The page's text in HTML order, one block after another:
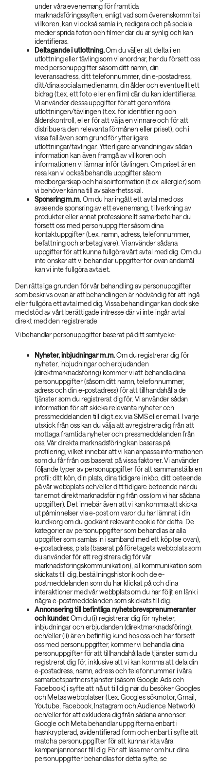
under våra evenemang för framtida
marknadsföringssyften, enligt vad som överenskommits i
villkoren, kan vi också samla in, redigera och på sociala
medier sprida foton och filmer där du är synlig och kan
identifieras.
Deltagande i utlottning.Om du väljer att delta i en
utlottning eller tävling som vi anordnar, har du försett oss
med personuppgifter såsom ditt namn, din
leveransadress, ditt telefonnummer, din e-postadress,
ditt/dina sociala medienamn, din ålder och eventuellt ett
bidrag (t.ex. ett foto eller en film) där du kan identifieras.
Vi använder dessa uppgifter för att genomföra
utlottningen/tävlingen (t.ex. för identifiering och
ålderskontroll, eller för att välja en vinnare och för att
distribuera den relevanta förmånen eller priset), och i
vissa fall även som grund för ytterligare
utlottningar/tävlingar. Ytterligare användning av sådan
information kan även framgå av villkoren och
informationen vi lämnar inför tävlingen. Om priset är en
resa kan vi också behandla uppgifter såsom
medborgarskap och hälsoinformation (t.ex. allergier) som
vi behöver känna till av säkerhetsskäl.
Sponsring m.m.Om du har ingått ett avtal med oss
avseende sponsring av ett evenemang, tillverkning av
produkter eller annat professionellt samarbete har du
försett oss med personuppgifter såsom dina
kontaktuppgifter (t.ex. namn, adress, telefonnummer,
befattning och arbetsgivare). Vi använder sådana
uppgifter för att kunna fullgöra vårt avtal med dig. Om du
inte önskar att vi behandlar uppgifter för ovan ändamål
kan vi inte fullgöra avtalet.
Den rättsliga grunden för vår behandling av personuppgifter
som beskrivs ovan är att behandlingen är nödvändig för att ingå
eller fullgöra ett avtal med dig. Vissa behandlingar kan dock ske
med stöd av vårt berättigade intresse där vi inte ingår avtal
direkt med den registrerade
Vi behandlar personuppgifter baserat på ditt samtycke:
Nyheter, inbjudningar m.m.Om du registrerar dig för
nyheter, inbjudningar och erbjudanden
(direktmarknadsföring) kommer vi att behandla dina
personuppgifter (såsom ditt namn, telefonnummer,
adress och din e-postadress) för att tillhandahålla de
tjänster som du registrerat dig för. Vi använder sådan
information för att skicka relevanta nyheter och
pressmeddelanden till dig t.ex. via SMS eller email. I varje
utskick från oss kan du välja att avregistrera dig från att
mottaga framtida nyheter och pressmeddelanden från
oss. Vår direkta marknadsföring kan baseras på
profilering, vilket innebär att vi kan anpassa informationen
som du får från oss baserat på vissa faktorer. Vi använder
följande typer av personuppgifter för att sammanställa en
profil: ditt kön, din plats, dina tidigare inköp, ditt beteende
på vår webbplats och/eller ditt tidigare beteende när du
tar emot direktmarknadsföring från oss (om vi har sådana
uppgifter). Det innebär även att vi kan komma att skicka
ut påminnelser via e-post om varor du har lämnat i din
kundkorg om du godkänt relevant cookie för detta. De
kategorier av personuppgifter som behandlas är alla
uppgifter som samlas in i samband med ett köp (se ovan),
e-postadress, plats (baserat på företagets webbplats som
du använder för att registrera dig för vår
marknadsföringskommunikation), all kommunikation som
skickats till dig, beställningshistorik och de e-
postmeddelanden som du har klickat på och dina
interaktioner med vår webbplats om du har följt en länk i
några e-postmeddelanden som skickats till dig.
Annonsering till befintliga nyhetsbrevsprenumeranter
och kunder.Om du (i) registrerar dig för nyheter,
inbjudningar och erbjudanden (direktmarknadsföring),
och/eller (ii) är en befintlig kund hos oss och har försett
oss med personuppgifter, kommer vi behandla dina
personuppgifter för att tillhandahålla de tjänster som du
registrerat dig för, inklusive att vi kan komma att dela din
e-postadress, namn, adress och telefonnummer i våra
samarbetspartners tjänster (såsom Google Ads och
Facebook) i syfte att nå ut till dig när du besöker Googles
och Metas webbplatser (t.ex. Googles sökmotor, Gmail,
Youtube, Facebook, Instagram och Audience Network)
och/eller för att exkludera dig från sådana annonser.
Google och Meta behandlar uppgifterna enbart i
hashkrypterad, avidentifierad form och enbart i syfte att
matcha personuppgifter för att kunna rikta våra
kampanjannonser till dig. För att läsa mer om hur dina
personuppgifter behandlas för detta syfte, se